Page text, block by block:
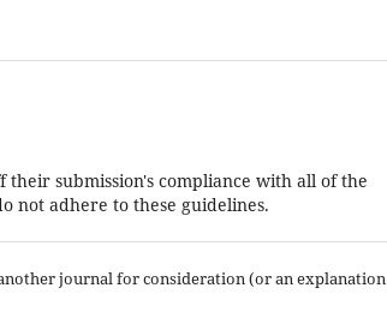
submission's compliance with all of the
not adhere to these guidelines.
journal for consideration (or an explanation